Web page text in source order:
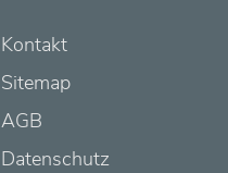
Kontakt
Sitemap
AGB
Datenschutz